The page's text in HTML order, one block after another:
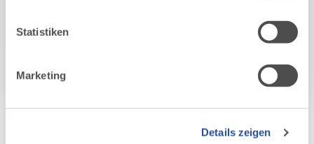
Nutzung der Dienste gesammelt haben.
Statistiken
Marketing
Details zeigen